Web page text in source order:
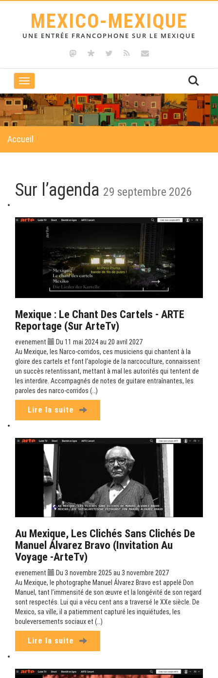
MEXICO-MEXIQUE
UNE ENTRÉE FRANCOPHONE SUR LE MEXIQUE
Toggle
navigation
Accueil
Sur l’agenda 29 septembre 2026
Mexique : Le Chant Des Cartels - ARTE
Reportage (sur ArteTv)
evenement
Du 11 mai 2024 au 20 avril 2027
Au Mexique, les Narco-corridos, ces musiciens qui chantent à la
gloire des cartels et font l’apologie de la narcoculture, connaissent
un succès retentissant, mettant à mal les autorités qui tentent de
les interdire. Accompagnés de notes de guitare entraînantes, les
paroles des narco-corridos (…)
Lire la suite
Au Mexique, Les Clichés Sans Clichés De
Manuel Álvarez Bravo (Invitation Au
Voyage -ArteTv)
evenement
Du 3 novembre 2025 au 3 novembre 2027
Au Mexique, le photographe Manuel Álvarez Bravo est appelé Don
Manuel, tant l’immensité de son œuvre et la longévité de son regard
sont respectés. Lui qui a vécu cent ans a traversé le XXe siècle. De
Mexico, sa ville, il a patiemment capturé les inquiétudes, les
bouleversements sociaux et (…)
Lire la suite